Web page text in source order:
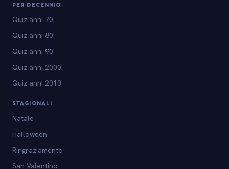
PER DECENNIO
Quiz anni 70
Quiz anni 80
Quiz anni 90
Quiz anni 2000
Quiz anni 2010
STAGIONALI
Natale
Halloween
Ringraziamento
San Valentino